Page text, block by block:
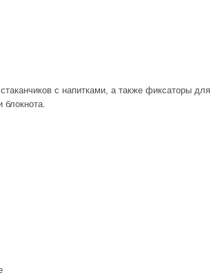
с напитками, а также фиксаторы для
блокнота.